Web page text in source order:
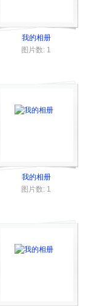
我的相册
图片数: 1
我的相册
图片数: 1